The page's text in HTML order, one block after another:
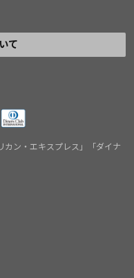
て
カン・エキスプレス」「ダイナ